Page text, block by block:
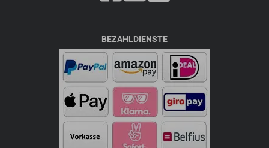
BEZAHLDIENSTE